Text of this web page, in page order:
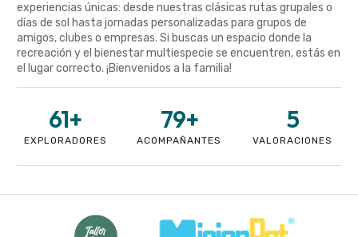
experiencias únicas: desde nuestras clásicas rutas grupales o
días de sol hasta jornadas personalizadas para grupos de
amigos, clubes o empresas. Si buscas un espacio donde la
recreación y el bienestar multiespecie se encuentren, estás en
el lugar correcto. ¡Bienvenidos a la familia!
EXPLORADORES
61+
ACOMPAÑANTES
79+
VALORACIONES
5